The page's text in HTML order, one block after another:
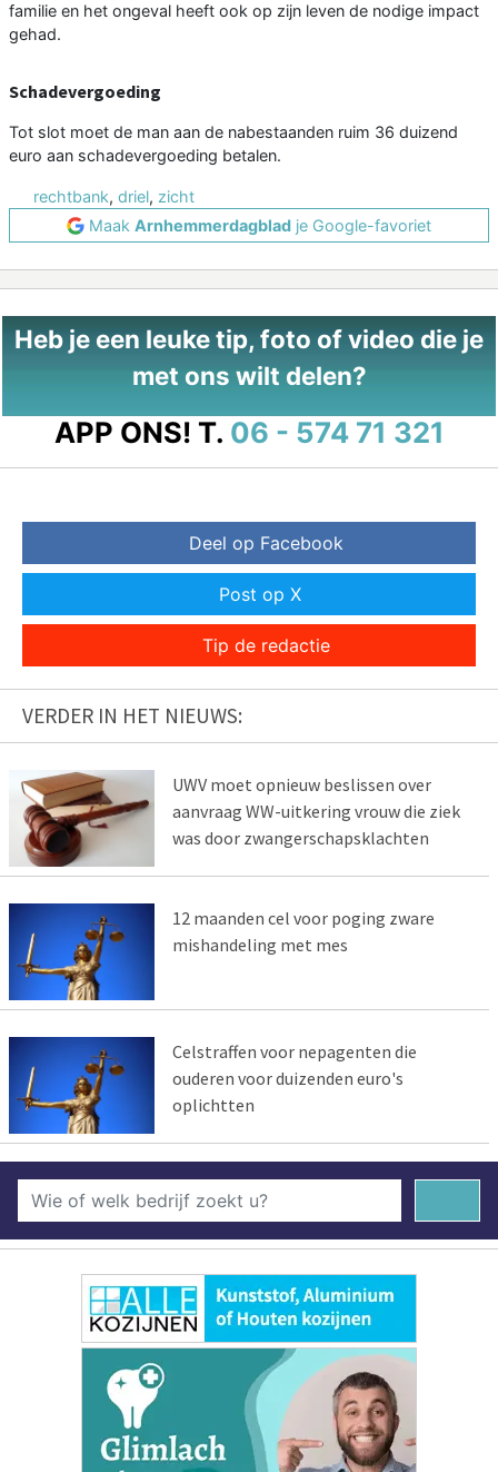
familie en het ongeval heeft ook op zijn leven de nodige impact
gehad.
Schadevergoeding
Tot slot moet de man aan de nabestaanden ruim 36 duizend
euro aan schadevergoeding betalen.
rechtbank, driel, zicht
Maak Arnhemmerdagblad je Google-favoriet
Heb je een leuke tip, foto of video die je
met ons wilt delen?
APP ONS! T. 06 - 574 71 321
Deel op Facebook
Post op X
Tip de redactie
VERDER IN HET NIEUWS:
UWV moet opnieuw beslissen over
aanvraag WW-uitkering vrouw die ziek
was door zwangerschapsklachten
12 maanden cel voor poging zware
mishandeling met mes
Celstraffen voor nepagenten die
ouderen voor duizenden euro's
oplichtten